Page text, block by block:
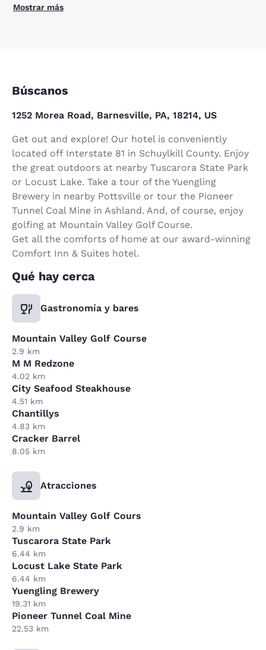
Mostrar más
Búscanos
1252 Morea Road, Barnesville, PA, 18214, US
Get out and explore! Our hotel is conveniently
located off Interstate 81 in Schuylkill County. Enjoy
the great outdoors at nearby Tuscarora State Park
or Locust Lake. Take a tour of the Yuengling
Brewery in nearby Pottsville or tour the Pioneer
Tunnel Coal Mine in Ashland. And, of course, enjoy
golfing at Mountain Valley Golf Course.
Get all the comforts of home at our award-winning
Comfort Inn & Suites hotel.
Qué hay cerca
Gastronomía y bares
Mountain Valley Golf Course
2.9 km
M M Redzone
4.02 km
City Seafood Steakhouse
4.51 km
Chantillys
4.83 km
Cracker Barrel
8.05 km
Atracciones
Mountain Valley Golf Cours
2.9 km
Tuscarora State Park
6.44 km
Locust Lake State Park
6.44 km
Yuengling Brewery
19.31 km
Pioneer Tunnel Coal Mine
22.53 km